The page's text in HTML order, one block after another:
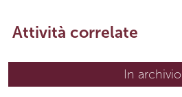
Attività correlate
In archivio